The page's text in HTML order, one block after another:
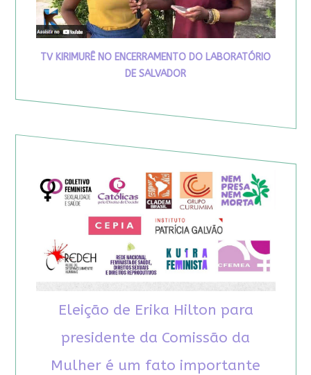
TV KIRIMURÊ NO ENCERRAMENTO DO LABORATÓRIO
DE SALVADOR
Eleição de Erika Hilton para
presidente da Comissão da
Mulher é um fato importante